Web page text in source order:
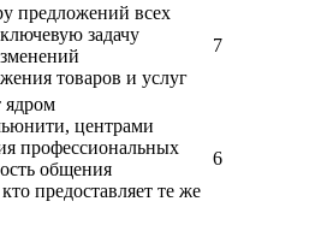
предложений всех
задачу
товаров и услуг
7
центрами
профессиональных
общения
предоставляет те же
6